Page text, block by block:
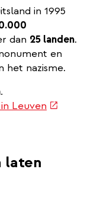
in 1995
dan 25 landen.
en
het nazisme.
.
Leuven (externe
laten